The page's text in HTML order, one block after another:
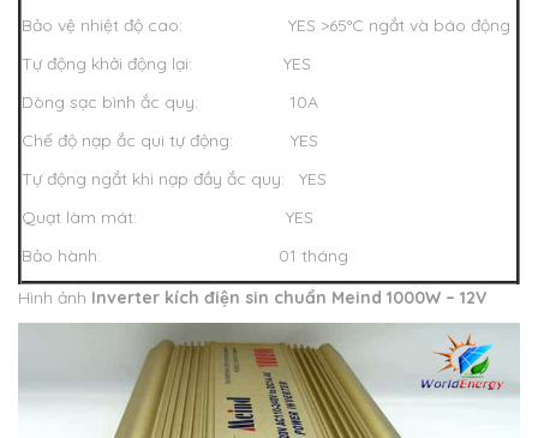
Bảo vệ nhiệt độ cao: YES >65°C ngắt và báo động
Tự động khởi động lại: YES
Dòng sạc bình ắc quy: 10A
Chế độ nạp ắc qui tự động: YES
Tự động ngắt khi nạp đầy ắc quy: YES
Quạt làm mát: YES
Bảo hành: 01 tháng
Hình ảnh Inverter kích điện sin chuẩn Meind 1000W – 12V